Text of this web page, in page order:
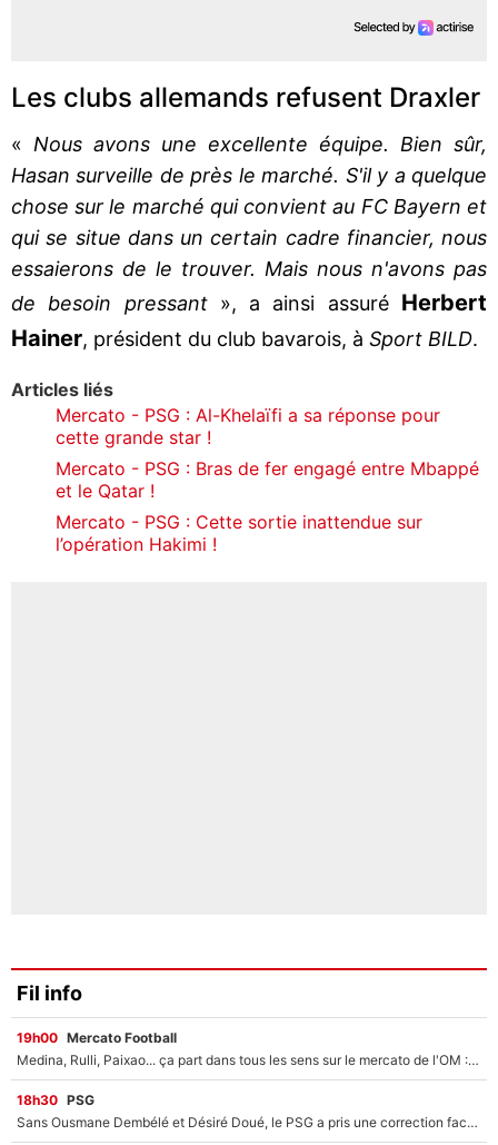
Les clubs allemands refusent Draxler
« Nous avons une excellente équipe. Bien sûr,
Hasan surveille de près le marché. S'il y a quelque
chose sur le marché qui convient au FC Bayern et
qui se situe dans un certain cadre financier, nous
essaierons de le trouver. Mais nous n'avons pas
de besoin pressant», a ainsi assuré Herbert
Hainer, président du club bavarois, à Sport BILD.
Articles liés
Mercato - PSG : Al-Khelaïfi a sa réponse pour
cette grande star !
Mercato - PSG : Bras de fer engagé entre Mbappé
et le Qatar !
Mercato - PSG : Cette sortie inattendue sur
l’opération Hakimi !
Fil info
19h00 Mercato Football
Medina, Rulli, Paixao... ça part dans tous les sens sur le mercato de l'OM : Frank McCourt va enfin récupérer l'argent qu'il attend ?
18h30 PSG
Sans Ousmane Dembélé et Désiré Doué, le PSG a pris une correction face à Majorque : Luis Enrique attend avec impatience des renforts !